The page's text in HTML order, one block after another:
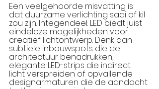
Een veelgehoorde misvatting is
dat duurzame verlichting saai of kil
zou zijn. Integendeel: LED biedt juist
eindeloze mogelijkheden voor
creatief lichtontwerp. Denk aan
subtiele inbouwspots die de
architectuur benadrukken,
elegante LED-strips die indirect
licht verspreiden of opvallende
designarmaturen die de aandacht